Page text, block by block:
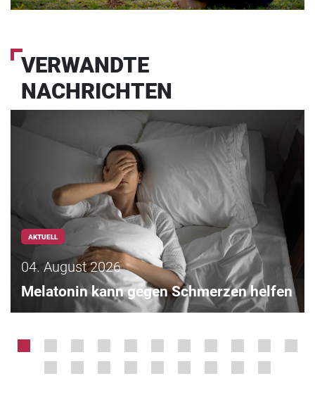
VERWANDTE
NACHRICHTEN
AKTUELL
04. August 2026
Melatonin kann gegen Schmerzen helfen